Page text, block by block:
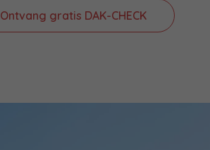
Ontvang gratis DAK-CHECK